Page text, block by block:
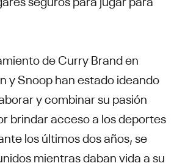
de Curry Brand en
y Snoop han estado ideando
y combinar su pasión
brindar acceso a los deportes
los últimos dos años, se
mientras daban vida a su